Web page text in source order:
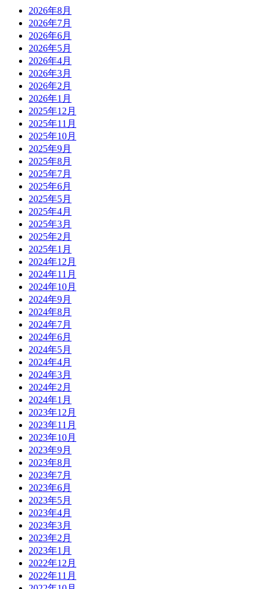
2026年8月
2026年7月
2026年6月
2026年5月
2026年4月
2026年3月
2026年2月
2026年1月
2025年12月
2025年11月
2025年10月
2025年9月
2025年8月
2025年7月
2025年6月
2025年5月
2025年4月
2025年3月
2025年2月
2025年1月
2024年12月
2024年11月
2024年10月
2024年9月
2024年8月
2024年7月
2024年6月
2024年5月
2024年4月
2024年3月
2024年2月
2024年1月
2023年12月
2023年11月
2023年10月
2023年9月
2023年8月
2023年7月
2023年6月
2023年5月
2023年4月
2023年3月
2023年2月
2023年1月
2022年12月
2022年11月